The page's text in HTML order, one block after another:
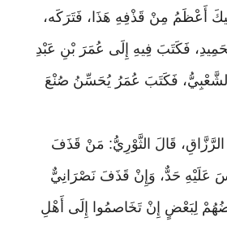
أَعْظَمُ مِنْ قَذْفِهِ هَذَا، فَتَرَكَه،
فَكَتَبَ فِيهِ إِلَى عُمَرَ بْنِ عَبْدِ
الشَّعْبِيُّ، فَكَتَبَ عُمَرُ يُحَسِّنُ صُنْعَ
عَبْدُ الرَّزَّاقِ، قَالَ الثَّوْرِيُّ: مَنْ قَذَفَ
عَلَيْهِ حَدٌّ، وَإِنْ قَذَفَ نَصْرَانِيٌّ
لِبَعْضٍ إِنْ تَخَاصمُوا إِلَى أَهْلِ